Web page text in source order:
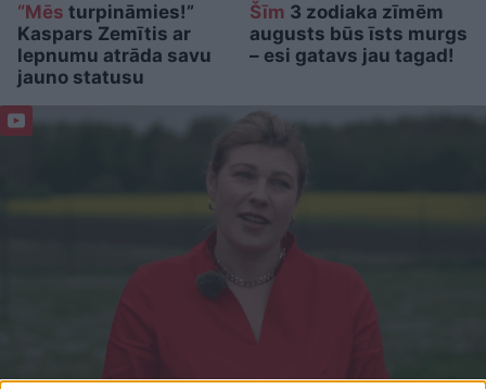
“Mēs turpināmies!”
Kaspars Zemītis ar
lepnumu atrāda savu
jauno statusu
Šīm 3 zodiaka zīmēm
augusts būs īsts murgs
– esi gatavs jau tagad!